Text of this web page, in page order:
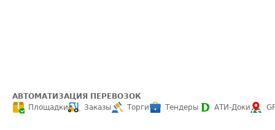
АВТОМАТИЗАЦИЯ ПЕРЕВОЗОК
Площадки
Заказы Торги Тендеры АТИ-Доки